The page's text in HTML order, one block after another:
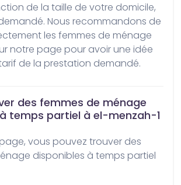
de la taille de votre domicile,
Nous recommandons de
les femmes de ménage
notre page pour avoir une idée
de la prestation demandé.
des femmes de ménage
temps partiel à el-menzah-1
disponibles à temps partiel